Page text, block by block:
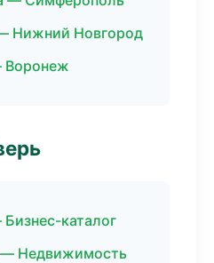
Нижний Новгород
Воронеж
каталог
— Недвижимость